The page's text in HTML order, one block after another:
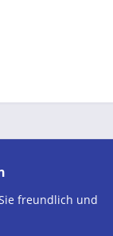
freundlich und